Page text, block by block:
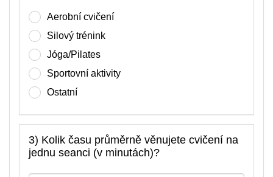
Aerobní cvičení
Silový trénink
Jóga/Pilates
Sportovní aktivity
Ostatní
3) Kolik času průměrně věnujete cvičení na
jednu seanci (v minutách)?